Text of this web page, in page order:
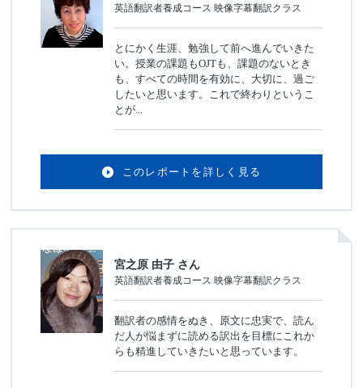
英語翻訳者養成コース 映像字幕翻訳クラス
とにかく生涯、勉強して前へ進んでいきた
い。授業の課題もOJTも、課題のないとき
も、すべての時間を有効に、大切に、過ご
したいと思います。これで終わりというこ
とが...
このレポートを詳しく見る
宮之原 由子 さん
英語翻訳者養成コース 映像字幕翻訳クラス
翻訳者の感情をぬき、原文に忠実で、読ん
だ人が悩まずに読める訳出を目標にこれか
らも精進していきたいと思っています。